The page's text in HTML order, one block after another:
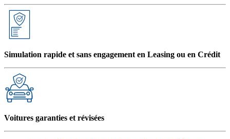
Simulation rapide et sans engagement en Leasing ou en Crédit
Voitures garanties et révisées